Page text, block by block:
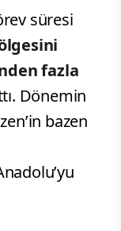
süresi
fazla
Dönemin
bazen